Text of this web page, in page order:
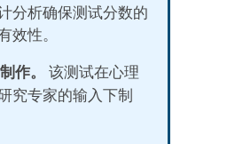
分析确保测试分数的
效性。
作。
该测试在心理
究专家的输入下制